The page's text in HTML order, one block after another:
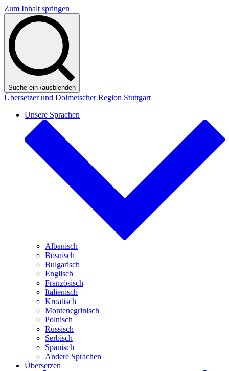
Zum Inhalt springen
Suche ein-/ausblenden
Übersetzer und Dolmetscher Region Stuttgart
Unsere Sprachen
Albanisch
Bosnisch
Bulgarisch
Englisch
Französisch
Italienisch
Kroatisch
Montenegrinisch
Polnisch
Russisch
Serbisch
Spanisch
Andere Sprachen
Übersetzen